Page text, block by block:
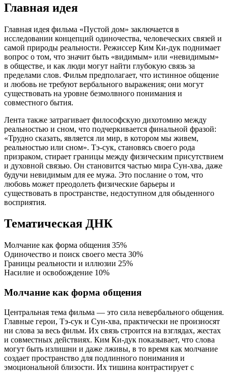
Главная идея
Главная идея фильма «Пустой дом» заключается в
исследовании концепций одиночества, человеческих связей и
самой природы реальности. Режиссер Ким Ки-дук поднимает
вопрос о том, что значит быть «видимым» или «невидимым»
в обществе, и как люди могут найти глубокую связь за
пределами слов. Фильм предполагает, что истинное общение
и любовь не требуют вербального выражения; они могут
существовать на уровне безмолвного понимания и
совместного бытия.
Лента также затрагивает философскую дихотомию между
реальностью и сном, что подчеркивается финальной фразой:
«Трудно сказать, является ли мир, в котором мы живем,
реальностью или сном». Тэ-сук, становясь своего рода
призраком, стирает границы между физическим присутствием
и духовной связью. Он становится частью мира Сун-хва, даже
будучи невидимым для ее мужа. Это послание о том, что
любовь может преодолеть физические барьеры и
существовать в пространстве, недоступном для обыденного
восприятия.
Тематическая ДНК
Молчание как форма общения 35%
Одиночество и поиск своего места 30%
Границы реальности и иллюзии 25%
Насилие и освобождение 10%
Молчание как форма общения
Центральная тема фильма — это сила невербального общения.
Главные герои, Тэ-сук и Сун-хва, практически не произносят
ни слова за весь фильм. Их связь строится на взглядах, жестах
и совместных действиях. Ким Ки-дук показывает, что слова
могут быть излишни и даже лживы, в то время как молчание
создает пространство для подлинного понимания и
эмоциональной близости. Их тишина контрастирует с